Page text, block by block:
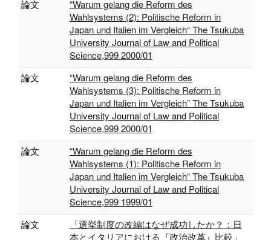
論文
“Warum gelang die Reform des
Wahlsystems (2): Politische Reform in
Japan und Italien im Vergleich“ The Tsukuba
University Journal of Law and Political
Science,999 2000/01
論文
“Warum gelang die Reform des
Wahlsystems (3): Politische Reform in
Japan und Italien im Vergleich” The Tsukuba
University Journal of Law and Political
Science,999 2000/01
論文
“Warum gelang die Reform des
Wahlsystems (1): Politische Reform in
Japan und Italien im Vergleich“ The Tsukuba
University Journal of Law and Political
Science,999 1999/01
論文
「選挙制度の改編はなぜ成功したか？：日
本とイタリアにおける『政治改革』比較」